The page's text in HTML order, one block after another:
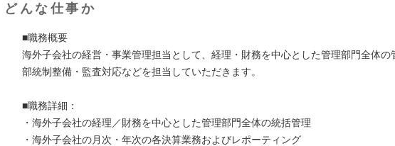
どんな仕事か
■職務概要
海外子会社の経営・事業管理担当として、経理・財務を中心とした管理部門全体の
部統制整備・監査対応などを担当していただきます。
■職務詳細：
・海外子会社の経理／財務を中心とした管理部門全体の統括管理
・海外子会社の月次・年次の各決算業務およびレポーティング